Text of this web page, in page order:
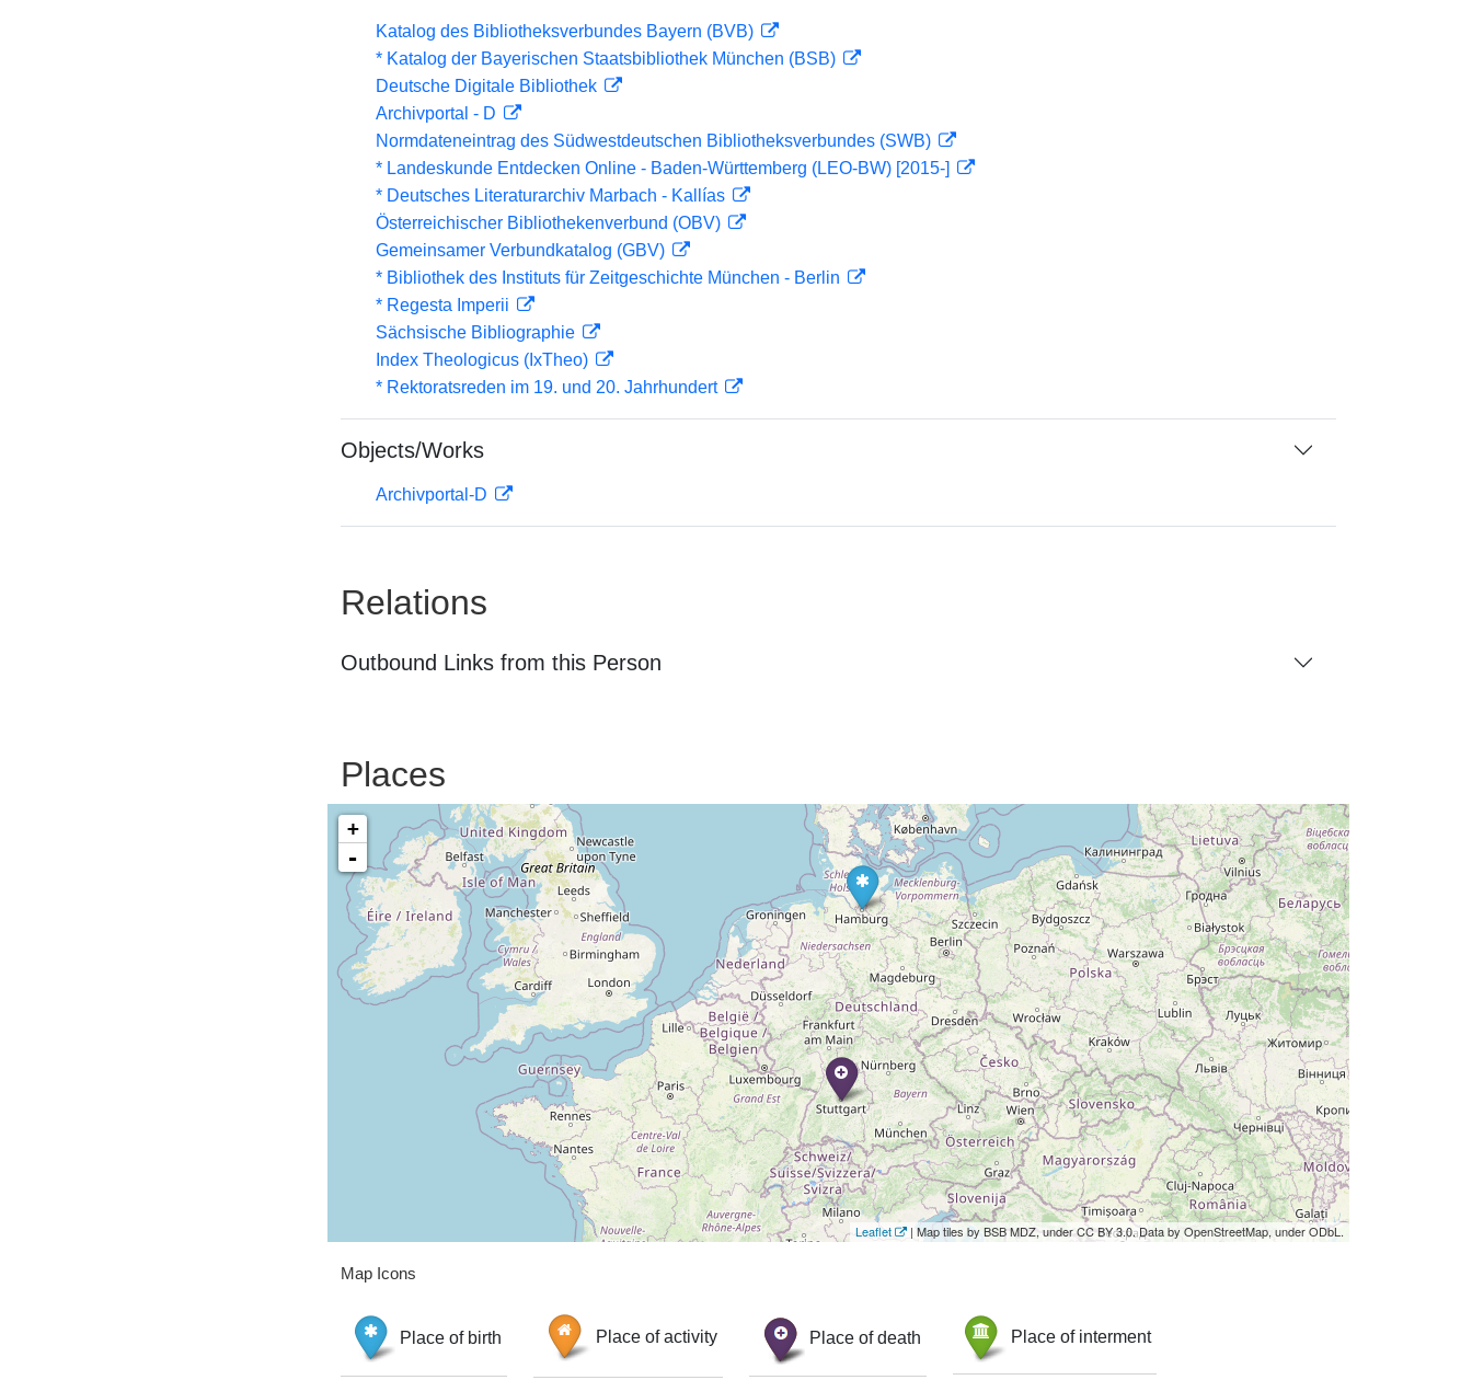
Katalog des Bibliotheksverbundes Bayern (BVB)
* Katalog der Bayerischen Staatsbibliothek München (BSB)
Deutsche Digitale Bibliothek
Archivportal - D
Normdateneintrag des Südwestdeutschen Bibliotheksverbundes (SWB)
* Landeskunde Entdecken Online - Baden-Württemberg (LEO-BW) [2015-]
* Deutsches Literaturarchiv Marbach - Kallías
Österreichischer Bibliothekenverbund (OBV)
Gemeinsamer Verbundkatalog (GBV)
* Bibliothek des Instituts für Zeitgeschichte München - Berlin
* Regesta Imperii
Sächsische Bibliographie
Index Theologicus (IxTheo)
* Rektoratsreden im 19. und 20. Jahrhundert
Objects/Works
Archivportal-D
Relations
Outbound Links from this Person
Places
+
-
Leaflet | Map tiles by BSB MDZ, under CC BY 3.0. Data by OpenStreetMap, under ODbL.
Map Icons
Place of birth Place of activity Place of death Place of interment